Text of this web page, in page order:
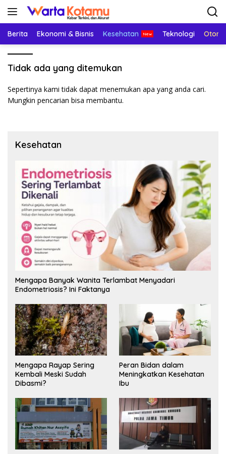
Langsung
Berita Ekonomi & Bisnis Kesehatan Teknologi
Tidak ada yang ditemukan
Sepertinya kami tidak dapat menemukan apa yang anda cari.
Mungkin pencarian bisa membantu.
Kesehatan
Mengapa Banyak Wanita Terlambat Menyadari
Endometriosis? Ini Faktanya
Mengapa Rayap Sering
Kembali Meski Sudah
Dibasmi?
Peran Bidan dalam
Meningkatkan Kesehatan
Ibu